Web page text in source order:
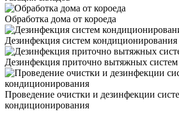
Обработка дома от короеда
Дезинфекция систем
Дезинфекция приточно вытяжных
Проведение очистки и дезинфекции
кондиционирования